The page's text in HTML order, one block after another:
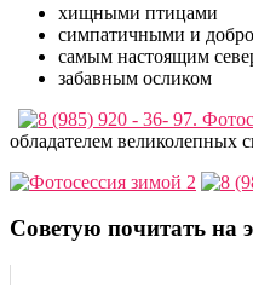
хищными птицами
симпатичными и
самым настоящим
забавным осликом
обладателем великолепных
Советую почитать на